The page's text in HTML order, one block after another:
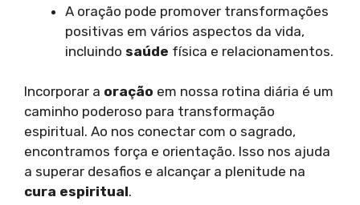
A oração pode promover transformações
positivas em vários aspectos da vida,
incluindo saúde física e relacionamentos.
Incorporar a oração em nossa rotina diária é um
caminho poderoso para transformação
espiritual. Ao nos conectar com o sagrado,
encontramos força e orientação. Isso nos ajuda
a superar desafios e alcançar a plenitude na
cura espiritual.